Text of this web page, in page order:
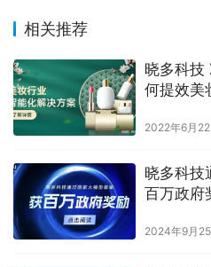
相关推荐
晓多科技
何提效美
2022年6月22
晓多科技
百万政府
2024年9月